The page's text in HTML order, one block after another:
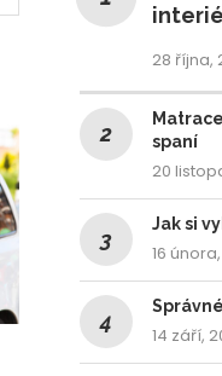
28 října,
spaní
20
Jak si
16
14 září,